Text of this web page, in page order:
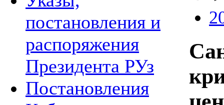
постановления и
распоряжения
Президента РУз
Постановления